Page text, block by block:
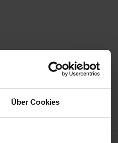
Über Cookies